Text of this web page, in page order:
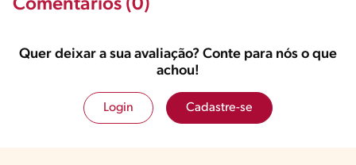
Comentários (0)
Quer deixar a sua avaliação? Conte para nós o que
achou!
Login Cadastre-se